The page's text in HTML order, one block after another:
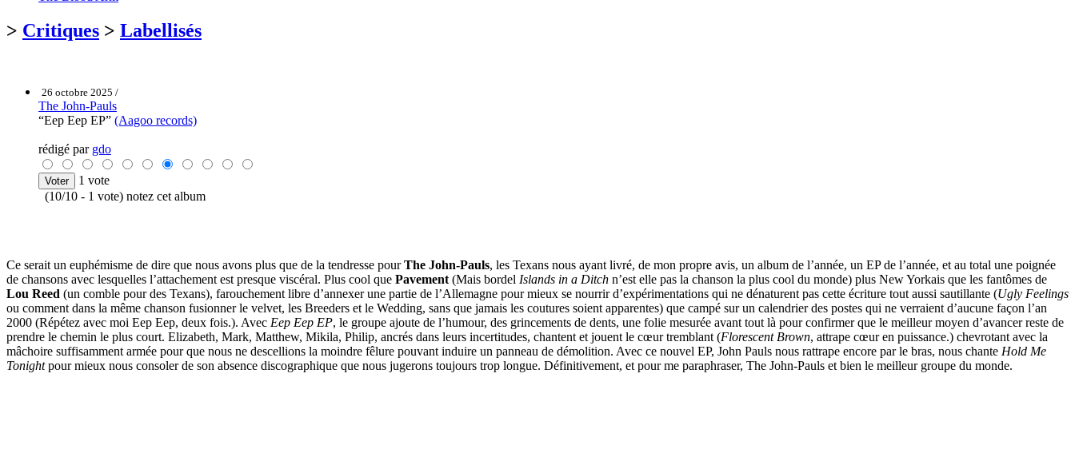
> Critiques > Labellisés
26 octobre 2025 /
The John-Pauls
“Eep Eep EP” (Aagoo records)
rédigé par gdo
1 vote
(10/10 - 1 vote) notez cet album
Ce serait un euphémisme de dire que nous avons plus que de la tendresse pourThe John-Pauls, les Texans nous ayant livré, de mon propre avis, un album de l’année, un EP de l’année, et au total une poignée
de chansons avec lesquelles l’attachement est presque viscéral. Plus cool que Pavement (Mais bordel Islands in a Ditch n’est elle pas la chanson la plus cool du monde) plus New Yorkais que les fantômes de
Lou Reed (un comble pour des Texans), farouchement libre d’annexer une partie de l’Allemagne pour mieux se nourrir d’expérimentations qui ne dénaturent pas cette écriture tout aussi sautillante (Ugly Feelings
ou comment dans la même chanson fusionner le velvet, les Breeders et le Wedding, sans que jamais les coutures soient apparentes) que campé sur un calendrier des postes qui ne verraient d’aucune façon l’an
2000 (Répétez avec moi Eep Eep, deux fois.). Avec Eep Eep EP, le groupe ajoute de l’humour, des grincements de dents, une folie mesurée avant tout là pour confirmer que le meilleur moyen d’avancer reste de
prendre le chemin le plus court. Elizabeth, Mark, Matthew, Mikila, Philip, ancrés dans leurs incertitudes, chantent et jouent le cœur tremblant (Florescent Brown, attrape cœur en puissance.) chevrotant avec la
mâchoire suffisamment armée pour que nous ne descellions la moindre fêlure pouvant induire un panneau de démolition. Avec ce nouvel EP, John Pauls nous rattrape encore par le bras, nous chante Hold Me
Tonightpour mieux nous consoler de son absence discographique que nous jugerons toujours trop longue. Définitivement, et pour me paraphraser, The John-Pauls et bien le meilleur groupe du monde.